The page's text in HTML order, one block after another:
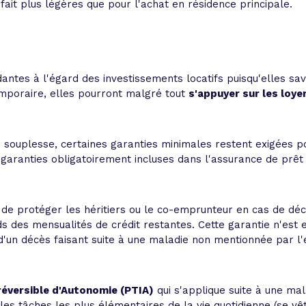
plus légères que pour l'achat en résidence principale.
à l'égard des investissements locatifs puisqu'elles
elles pourront malgré tout s'appuyer sur les
certaines garanties minimales restent exigées
obligatoirement incluses dans l'assurance de
protéger les héritiers ou le co-emprunteur en cas de
des mensualités de crédit restantes. Cette garantie n'est
décès faisant suite à une maladie non mentionnée par
d'Autonomie (PTIA) qui s'applique suite à une